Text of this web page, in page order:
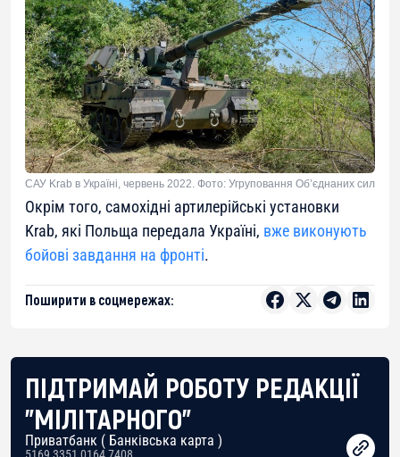
САУ Krab в Україні, червень 2022. Фото: Угруповання Об’єднаних сил
Окрім того, самохідні артилерійські установки
Krab, які Польща передала Україні, вже виконують
бойові завдання на фронті.
Поширити в соцмережах:
ПІДТРИМАЙ РОБОТУ РЕДАКЦІЇ
"МІЛІТАРНОГО"
Приватбанк ( Банківська карта )
5169 3351 0164 7408